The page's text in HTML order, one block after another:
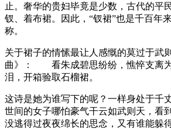
止。奢华的贵妇毕竟是少数，古代的平
钗、着布裙。因此，“钗裙”也是千百年
称。
关于裙子的情愫最让人感慨的莫过于武
曲》： 看朱成碧思纷纷，憔悴支离
泪，开箱验取石榴裙。
这诗是她为谁写下的呢？一样身处于千
世间的女子哪怕豪气干云如武则天，看
没逃得过夜夜绵长的思念，又有谁能